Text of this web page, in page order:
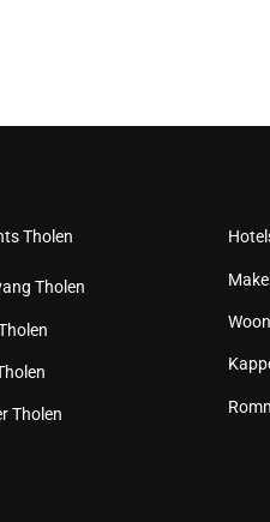
Tholen
Tholen
Tholen